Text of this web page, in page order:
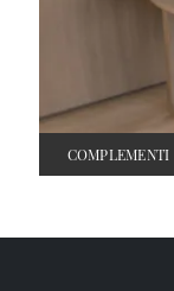
COMPLEMENTI